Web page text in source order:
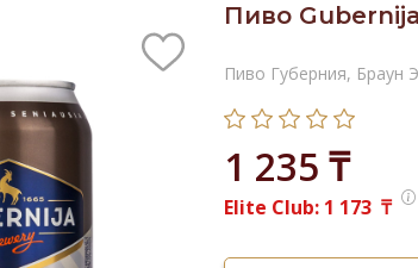
Пиво
Пиво Губерния, Браун
1 235 ₸
Elite Club: 1 173 ₸